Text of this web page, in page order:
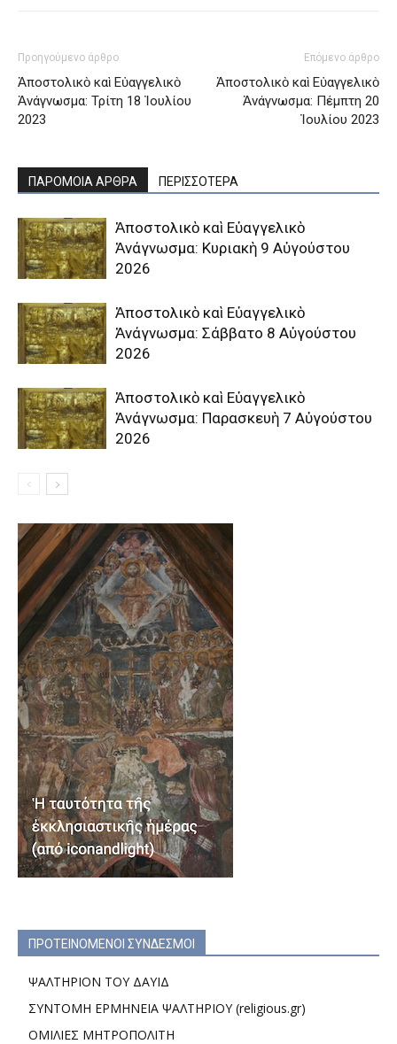
Προηγούμενο άρθρο
Ἀποστολικὸ καὶ Εὐαγγελικὸ
Ἀνάγνωσμα: Τρίτη 18 Ἰουλίου
2023
Επόμενο άρθρο
Ἀποστολικὸ καὶ Εὐαγγελικὸ
Ἀνάγνωσμα: Πέμπτη 20
Ἰουλίου 2023
ΠΑΡΟΜΟΙΑ ΑΡΘΡΑ ΠΕΡΙΣΣΟΤΕΡΑ
Ἀποστολικὸ καὶ Εὐαγγελικὸ
Ἀνάγνωσμα: Κυριακὴ 9 Αὐγούστου
2026
Ἀποστολικὸ καὶ Εὐαγγελικὸ
Ἀνάγνωσμα: Σάββατο 8 Αὐγούστου
2026
Ἀποστολικὸ καὶ Εὐαγγελικὸ
Ἀνάγνωσμα: Παρασκευὴ 7 Αὐγούστου
2026
ΠΡΟΤΕΙΝΟΜΕΝΟΙ ΣΥΝΔΕΣΜΟΙ
ΨΑΛΤΗΡΙΟΝ ΤΟΥ ΔΑΥΙΔ
ΣΥΝΤΟΜΗ ΕΡΜΗΝΕΙΑ ΨΑΛΤΗΡΙΟΥ (religious.gr)
ΟΜΙΛΙΕΣ ΜΗΤΡΟΠΟΛΙΤΗ